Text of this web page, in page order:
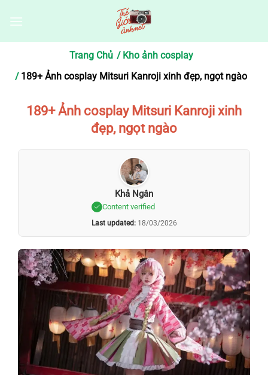
qua
Trang Chủ
Kho ảnh cosplay
189+ Ảnh cosplay Mitsuri Kanroji xinh đẹp, ngọt ngào
189+ Ảnh cosplay Mitsuri Kanroji xinh
đẹp, ngọt ngào
Khả Ngân
Content verified
Last updated:18/03/2026